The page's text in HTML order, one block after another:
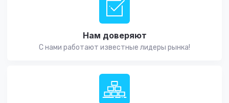
Нам доверяют
С нами работают известные лидеры рынка!